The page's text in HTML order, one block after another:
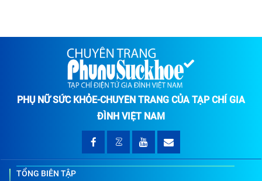
PHỤ NỮ SỨC KHỎE-CHUYÊN TRANG CỦA TẠP CHÍ GIA
ĐÌNH VIỆT NAM
TỔNG BIÊN TẬP